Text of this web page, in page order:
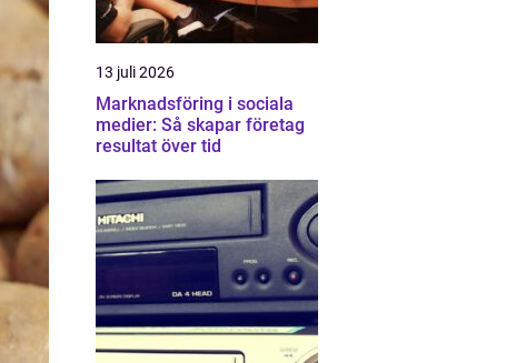
13 juli 2026
Marknadsföring i sociala
medier: Så skapar företag
resultat över tid